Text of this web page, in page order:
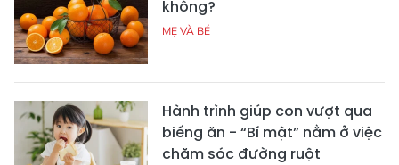
không?
MẸ VÀ BÉ
Hành trình giúp con vượt qua
biếng ăn - “Bí mật” nằm ở việc
chăm sóc đường ruột